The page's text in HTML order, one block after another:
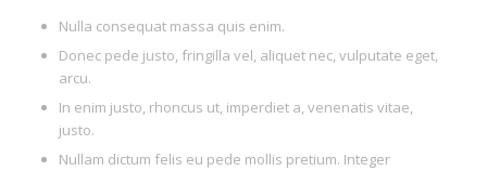
Nulla consequat massa quis enim.
Donec pede justo, fringilla vel, aliquet nec, vulputate eget,
arcu.
In enim justo, rhoncus ut, imperdiet a, venenatis vitae,
justo.
Nullam dictum felis eu pede mollis pretium. Integer